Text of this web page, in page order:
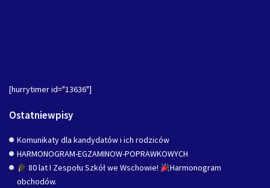
[hurrytimer id="13636"]
Ostatniewpisy
Komunikaty dla kandydatów i ich rodziców
HARMONOGRAM-EGZAMINOW-POPRAWKOWYCH
80 lat I Zespołu Szkół we Wschowie!
Harmonogram
obchodów.